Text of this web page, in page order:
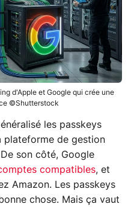
d'Apple et Google qui crée une
©Shutterstock
les passkeys
plateforme de gestion
son côté, Google
compatibles, et
Amazon. Les passkeys
chose. Mais ça vaut